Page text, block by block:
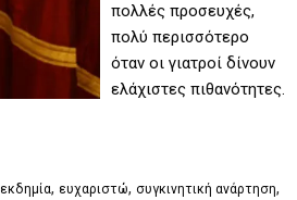
πολλές προσευχές,
πολύ περισσότερο
όταν οι γιατροί δίνουν
ελάχιστες πιθανότητες.
εκδημία, ευχαριστώ,συγκινητική ανάρτηση,